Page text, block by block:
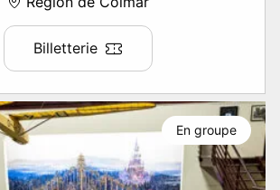
Billetterie
En groupe